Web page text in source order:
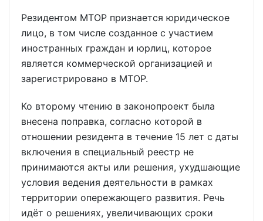
Резидентом МТОР признается юридическое
лицо, в том числе созданное с участием
иностранных граждан и юрлиц, которое
является коммерческой организацией и
зарегистрировано в МТОР.
Ко второму чтению в законопроект была
внесена поправка, согласно которой в
отношении резидента в течение 15 лет с даты
включения в специальный реестр не
принимаются акты или решения, ухудшающие
условия ведения деятельности в рамках
территории опережающего развития. Речь
идёт о решениях, увеличивающих сроки